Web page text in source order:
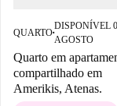
QUARTO■
DISPONÍVEL
AGOSTO
Quarto em
compartilhado em
Amerikis, Atenas.